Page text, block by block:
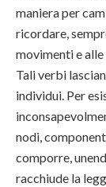
maniera per
ricordare,
movimenti e alle
Tali verbi
individui. Per
nodi,
comporre,
racchiude la